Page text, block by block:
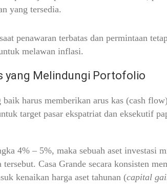
yang tersedia.
penawaran terbatas dan permintaan
melawan inflasi.
yang Melindungi Portofolio
harus memberikan arus kas (cash
target pasar ekspatriat dan eksekutif
4% – 5%, maka sebuah aset investasi
Casa Grande secara konsisten
kenaikan harga aset tahunan (capital